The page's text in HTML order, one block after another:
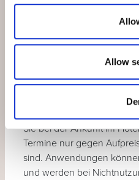
Allow
Der «ab Preis» ist in der
«moderna» in der
Andere Kategorien,
*Gerne reservieren wir
Wellnessanwendungen
Sie bei der Ankunft im
Termine nur gegen
sind. Anwendungen
und werden bei